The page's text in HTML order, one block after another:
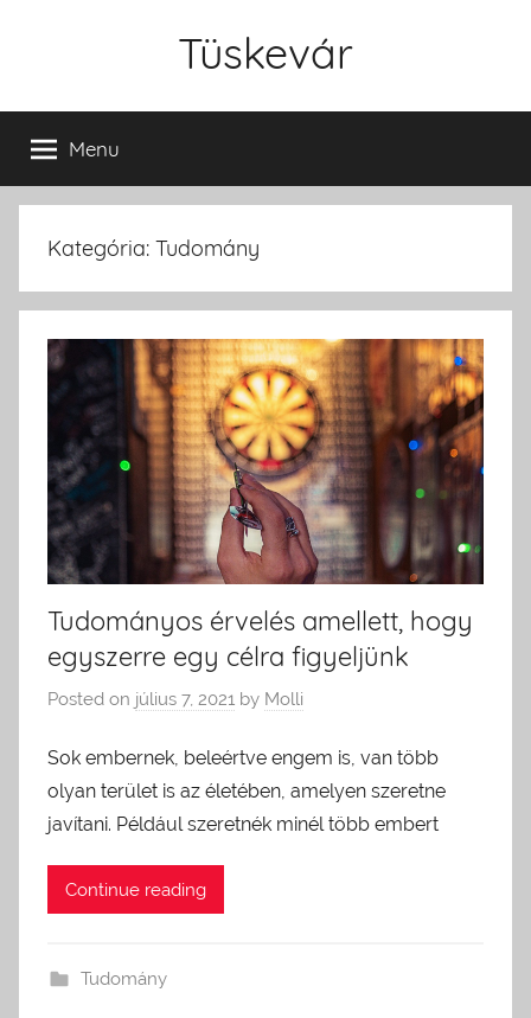
Tüskevár
Menu
Kategória: Tudomány
Tudományos érvelés amellett, hogy
egyszerre egy célra figyeljünk
Posted on július 7, 2021 by Molli
Sok embernek, beleértve engem is, van több
olyan terület is az életében, amelyen szeretne
javítani. Például szeretnék minél több embert
Continue reading
Tudomány